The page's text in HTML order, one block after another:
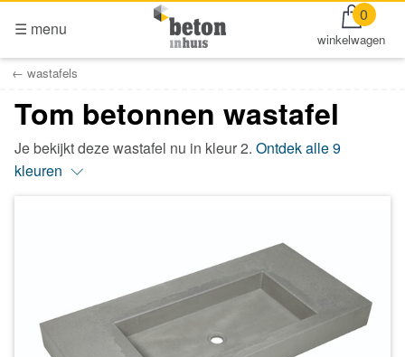
0
winkelwagen
☰ menu
wastafels
Tom betonnen wastafel
Je bekijkt deze wastafel nu in kleur 2. Ontdek alle 9
kleuren